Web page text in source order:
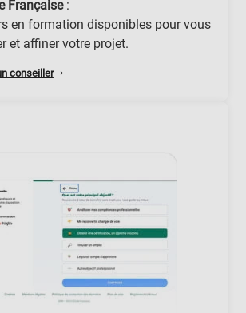
Française:
en formation disponibles pour vous
et affiner votre projet.
conseiller